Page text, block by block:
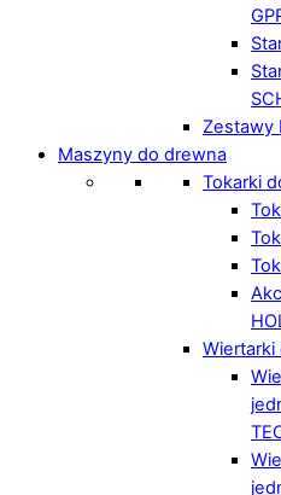
Zestawy
Maszyny do drewna
Tokarki